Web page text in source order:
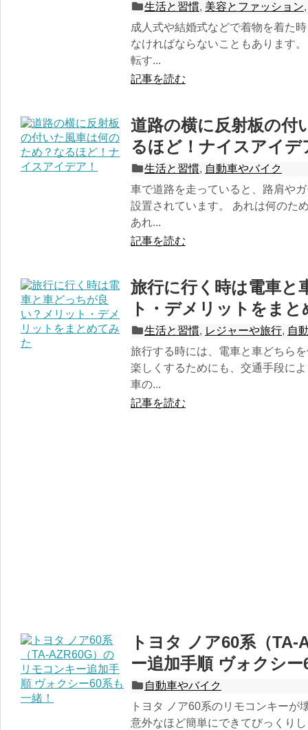
生活と習慣, 美容とファッション
成人式や結婚式などで着物を着た
なければならないこともあります
転す...
記事を読む
道路の横に反射板の付
るほど！ナイスアイデ
生活と習慣, 自動車やバイク
車で道路を走っていると、路肩や
設置されています。 あれは何のた
あれ...
記事を読む
旅行に行く時は電車と
ト・デメリットをま
生活と習慣, レジャーや旅行, 自
旅行する時には、電車と車どちら
楽しくするためにも、交通手段に
車の...
記事を読む
トヨタ ノア60系（
ー追加手順 ヴォクシ
自動車やバイク
トヨタ ノア60系のリモコンキーが
意外なほど簡単にできてびっくり